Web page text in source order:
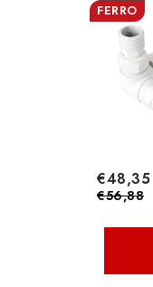
FERRO
€48,35
€56,88